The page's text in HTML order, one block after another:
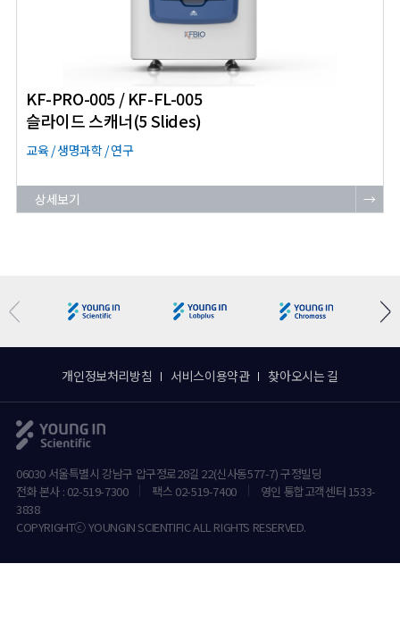
KF-PRO-005 / KF-FL-005
슬라이드 스캐너(5 Slides)
교육 / 생명과학 / 연구
상세보기 →
개인정보처리방침 서비스이용약관 찾아오시는 길
06030 서울특별시 강남구 압구정로28길 22(신사동577-7) 구정빌딩
전화 본사 : 02-519-7300
팩스 02-519-7400
영인 통합고객센터 1533-
3838
COPYRIGHTⓒ YOUNGIN SCIENTIFIC ALL RIGHTS RESERVED.